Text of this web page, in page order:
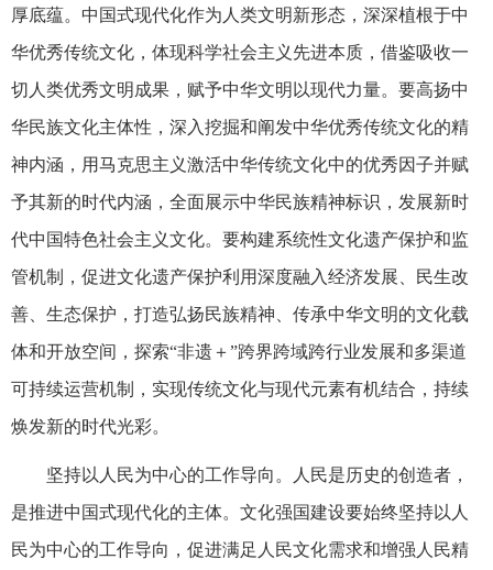
厚底蕴。中国式现代化作为人类文明新形态，深深植根于中
华优秀传统文化，体现科学社会主义先进本质，借鉴吸收一
切人类优秀文明成果，赋予中华文明以现代力量。要高扬中
华民族文化主体性，深入挖掘和阐发中华优秀传统文化的精
神内涵，用马克思主义激活中华传统文化中的优秀因子并赋
予其新的时代内涵，全面展示中华民族精神标识，发展新时
代中国特色社会主义文化。要构建系统性文化遗产保护和监
管机制，促进文化遗产保护利用深度融入经济发展、民生改
善、生态保护，打造弘扬民族精神、传承中华文明的文化载
体和开放空间，探索“非遗＋”跨界跨域跨行业发展和多渠道
可持续运营机制，实现传统文化与现代元素有机结合，持续
焕发新的时代光彩。
坚持以人民为中心的工作导向。人民是历史的创造者，
是推进中国式现代化的主体。文化强国建设要始终坚持以人
民为中心的工作导向，促进满足人民文化需求和增强人民精